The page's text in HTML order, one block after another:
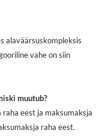
alaväärsuskompleksis
vahe on siin
muutub?
eest ja maksumaksja
raha eest.